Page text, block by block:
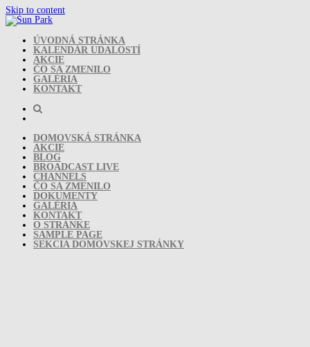
Skip to content
ÚVODNÁ STRÁNKA
KALENDÁR UDALOSTÍ
AKCIE
ČO SA ZMENILO
GALÉRIA
KONTAKT
DOMOVSKÁ STRÁNKA
AKCIE
BLOG
BROADCAST LIVE
CHANNELS
ČO SA ZMENILO
DOKUMENTY
GALÉRIA
KONTAKT
O STRÁNKE
SAMPLE PAGE
SEKCIA DOMOVSKEJ STRÁNKY